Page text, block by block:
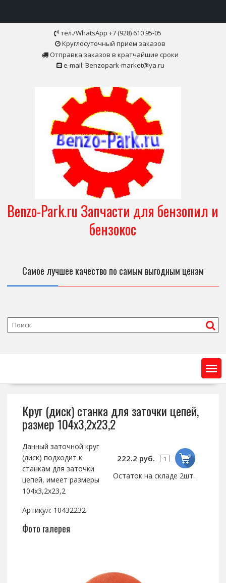
тел./WhatsApp +7 (928) 610 95-05
Круглосуточный прием заказов
Отправка заказов в кратчайшие сроки
e-mail: Benzopark-market@ya.ru
Benzo-Park.ru Запчасти для бензопил и
бензокос
Самое лучшее качество по самым выгодным ценам
Круг (диск) станка для заточки цепей,
размер 104х3,2х23,2
222.2 руб.
Остаток на складе 2шт.
Данный заточной круг
(диск) подходит к
станкам для заточки
цепей, имеет размеры
104х3,2х23,2
Артикул: 10432232
Фото галерея